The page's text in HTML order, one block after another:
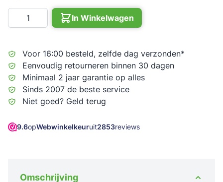
Aantal
In Winkelwagen
Voor 16:00 besteld, zelfde dag verzonden*
Eenvoudig retourneren binnen 30 dagen
Minimaal 2 jaar garantie op alles
Sinds 2007 de beste service
Niet goed? Geld terug
9.6opWebwinkelkeuruit2853reviews
Omschrijving